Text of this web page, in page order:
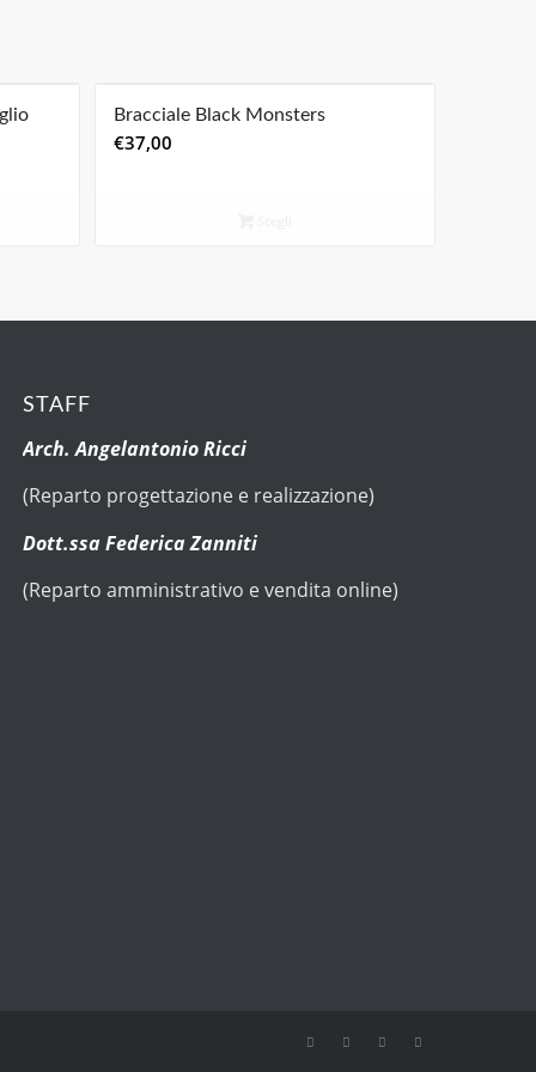
Bracciale Black Monsters
€37,00
STAFF
Arch. Angelantonio Ricci
(Reparto progettazione e realizzazione)
Dott.ssa Federica Zanniti
(Reparto amministrativo e vendita online)